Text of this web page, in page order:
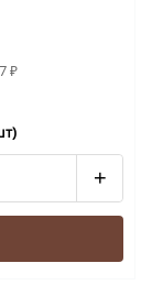
₽
+